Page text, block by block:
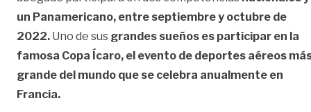
un Panamericano, entre septiembre y octubre de
2022. Uno de sus grandes sueños es participar en la
famosa Copa Ícaro, el evento de deportes aéreos
grande del mundo que se celebra anualmente en
Francia.